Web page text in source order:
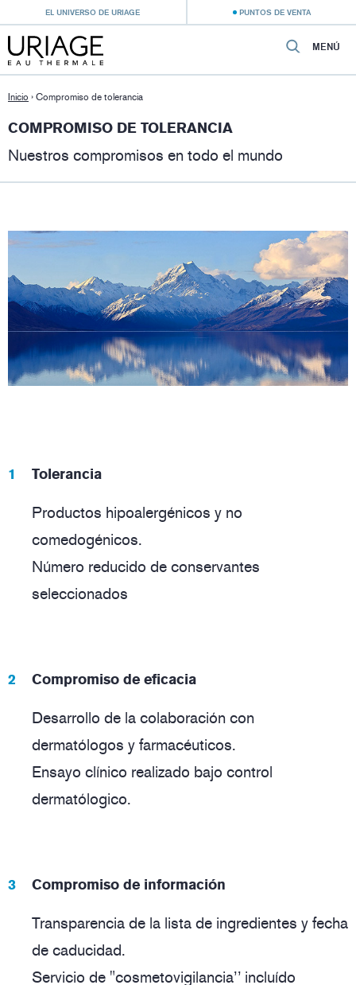
EL UNIVERSO DE URIAGE PUNTOS DE VENTA
MENÚ
Inicio › Compromiso de tolerancia
COMPROMISO DE TOLERANCIA
Nuestros compromisos en todo el mundo
Tolerancia
Productos hipoalergénicos y no
comedogénicos.
Número reducido de conservantes
seleccionados
Compromiso de eficacia
Desarrollo de la colaboración con
dermatólogos y farmacéuticos.
Ensayo clínico realizado bajo control
dermatólogico.
Compromiso de información
Transparencia de la lista de ingredientes y fecha
de caducidad.
Servicio de "cosmetovigilancia’’ incluído